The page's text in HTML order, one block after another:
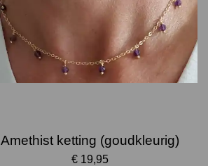
Amethist ketting (goudkleurig)
€ 19,95